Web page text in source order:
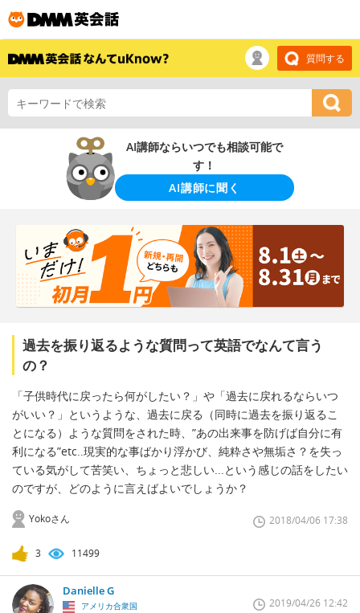
質問する
AI講師ならいつでも相談可能で
す！
AI講師に聞く
過去を振り返るような質問って英語でなんて言う
の？
「子供時代に戻ったら何がしたい？」や「過去に戻れるならいつ
がいい？」というような、過去に戻る（同時に過去を振り返るこ
とになる）ような質問をされた時、”あの出来事を防げば自分に有
利になる”etc..現実的な事ばかり浮かび、純粋さや無垢さ？を失っ
ている気がして苦笑い、ちょっと悲しい...という感じの話をしたい
のですが、どのように言えばよいでしょうか？
Yokoさん 2018/04/06 17:38
3 11499
Danielle G
アメリカ合衆国 2019/04/26 12:42